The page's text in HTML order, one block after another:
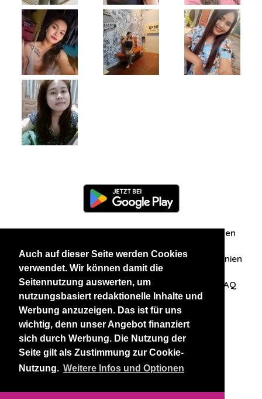
Auch auf dieser Seite werden Cookies
verwendet. Wir können damit die
Seitennutzung auswerten, um
nutzungsbasiert redaktionelle Inhalte und
Werbung anzuzeigen. Das ist für uns
wichtig, denn unser Angebot finanziert
sich durch Werbung. Die Nutzung der
Seite gilt als Zustimmung zur Cookie-
Nutzung. Weitere Infos und Optionen
Zuschriften/Erfahrungen
Datenschutzerklärung AGB Datenschutzrichtlinien
Nehmen Sie Kontakt mit uns auf FAQ
Unsere anderen Websites
BlackAndBeauties RussianKisses